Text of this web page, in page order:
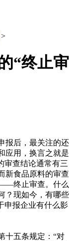
>
“终止审
后，最关注的还
应用，换言之就是
审查结论通常有三
新食品原料的审查
终止审查。什么
？现如今，有哪些
申报企业有什么影
五条规定：“对